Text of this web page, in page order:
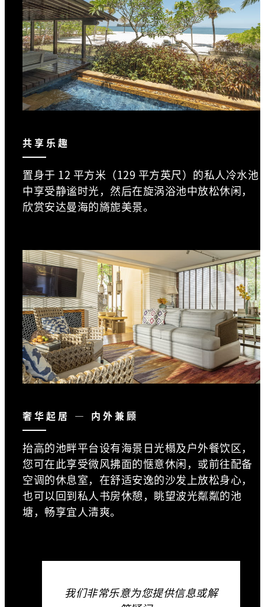
共享乐趣
置身于 12 平方米（129 平方英尺）的私人冷水池
中享受静谧时光，然后在旋涡浴池中放松休闲，
欣赏安达曼海的旖旎美景。
奢华起居 — 内外兼顾
抬高的池畔平台设有海景日光榻及户外餐饮区，
您可在此享受微风拂面的惬意休闲，或前往配备
空调的休息室，在舒适安逸的沙发上放松身心，
也可以回到私人书房休憩，眺望波光粼粼的池
塘，畅享宜人清爽。
我们非常乐意为您提供信息或解